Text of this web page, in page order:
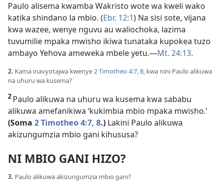
Paulo alisema kwamba Wakristo wote wa kweli wako
katika shindano la mbio. (Ebr. 12:1) Na sisi sote, vijana
kwa wazee, wenye nguvu au waliochoka, lazima
tuvumilie mpaka mwisho ikiwa tunataka kupokea tuzo
ambayo Yehova ameweka mbele yetu.—Mt. 24:13.
2. Kama inavyotajwa kwenye2 Timotheo 4:7, 8, kwa nini Paulo alikuwa
na uhuru wa kusema?
2 Paulo alikuwa na uhuru wa kusema kwa sababu
alikuwa amefanikiwa ‘kukimbia mbio mpaka mwisho.’
(Soma 2 Timotheo 4:7, 8.) Lakini Paulo alikuwa
akizungumzia mbio gani kihususa?
NI MBIO GANI HIZO?
3. Paulo alikuwa akizungumzia mbio gani?